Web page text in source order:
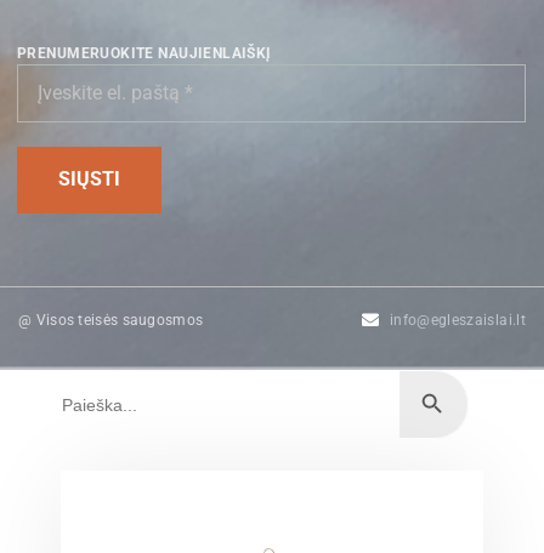
PRENUMERUOKITE NAUJIENLAIŠKĮ
@ Visos teisės saugosmos info@egleszaislai.lt